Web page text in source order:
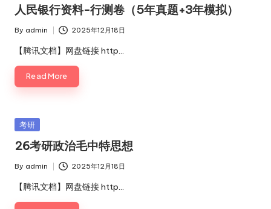
人民银行资料-行测卷（5年真题+3年模拟）
Posted
by
By admin 2025年12月18日
【腾讯文档】网盘链接 http…
Read More
Posted
考研
26考研政治毛中特思想
Posted
by
By admin 2025年12月18日
【腾讯文档】网盘链接 http…